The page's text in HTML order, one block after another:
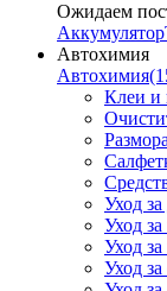
Ожидаем
Аккумулятор
Автохимия
Автохимия
Клеи и
Уход
Уход
Уход
Уход